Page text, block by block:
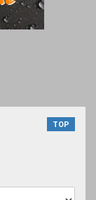
TOP